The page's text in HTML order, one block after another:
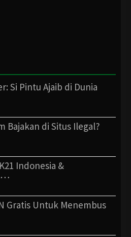
Si Pintu Ajaib di Dunia
Bajakan di Situs Ilegal?
Indonesia &
Gratis Untuk Menembus